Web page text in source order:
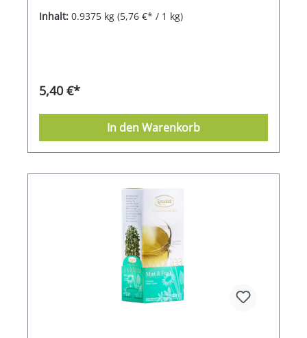
Inhalt: 0.9375 kg (5,76 €* / 1 kg)
5,40 €*
In den Warenkorb